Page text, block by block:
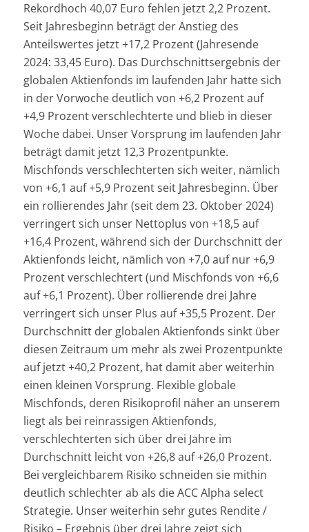
Rekordhoch 40,07 Euro fehlen jetzt 2,2 Prozent.
Seit Jahresbeginn beträgt der Anstieg des
Anteilswertes jetzt +17,2 Prozent (Jahresende
2024: 33,45 Euro). Das Durchschnittsergebnis der
globalen Aktienfonds im laufenden Jahr hatte sich
in der Vorwoche deutlich von +6,2 Prozent auf
+4,9 Prozent verschlechterte und blieb in dieser
Woche dabei. Unser Vorsprung im laufenden Jahr
beträgt damit jetzt 12,3 Prozentpunkte.
Mischfonds verschlechterten sich weiter, nämlich
von +6,1 auf +5,9 Prozent seit Jahresbeginn. Über
ein rollierendes Jahr (seit dem 23. Oktober 2024)
verringert sich unser Nettoplus von +18,5 auf
+16,4 Prozent, während sich der Durchschnitt der
Aktienfonds leicht, nämlich von +7,0 auf nur +6,9
Prozent verschlechtert (und Mischfonds von +6,6
auf +6,1 Prozent). Über rollierende drei Jahre
verringert sich unser Plus auf +35,5 Prozent. Der
Durchschnitt der globalen Aktienfonds sinkt über
diesen Zeitraum um mehr als zwei Prozentpunkte
auf jetzt +40,2 Prozent, hat damit aber weiterhin
einen kleinen Vorsprung. Flexible globale
Mischfonds, deren Risikoprofil näher an unserem
liegt als bei reinrassigen Aktienfonds,
verschlechterten sich über drei Jahre im
Durchschnitt leicht von +26,8 auf +26,0 Prozent.
Bei vergleichbarem Risiko schneiden sie mithin
deutlich schlechter ab als die ACC Alpha select
Strategie. Unser weiterhin sehr gutes Rendite /
Risiko – Ergebnis über drei Jahre zeigt sich